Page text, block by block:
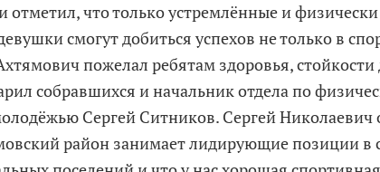
отметил, что только устремлённые и
смогут добиться успехов не только в
пожелал ребятам здоровья, стойкости
собравшихся и начальник отдела по
Сергей Ситников. Сергей Николаевич
район занимает лидирующие позиции в